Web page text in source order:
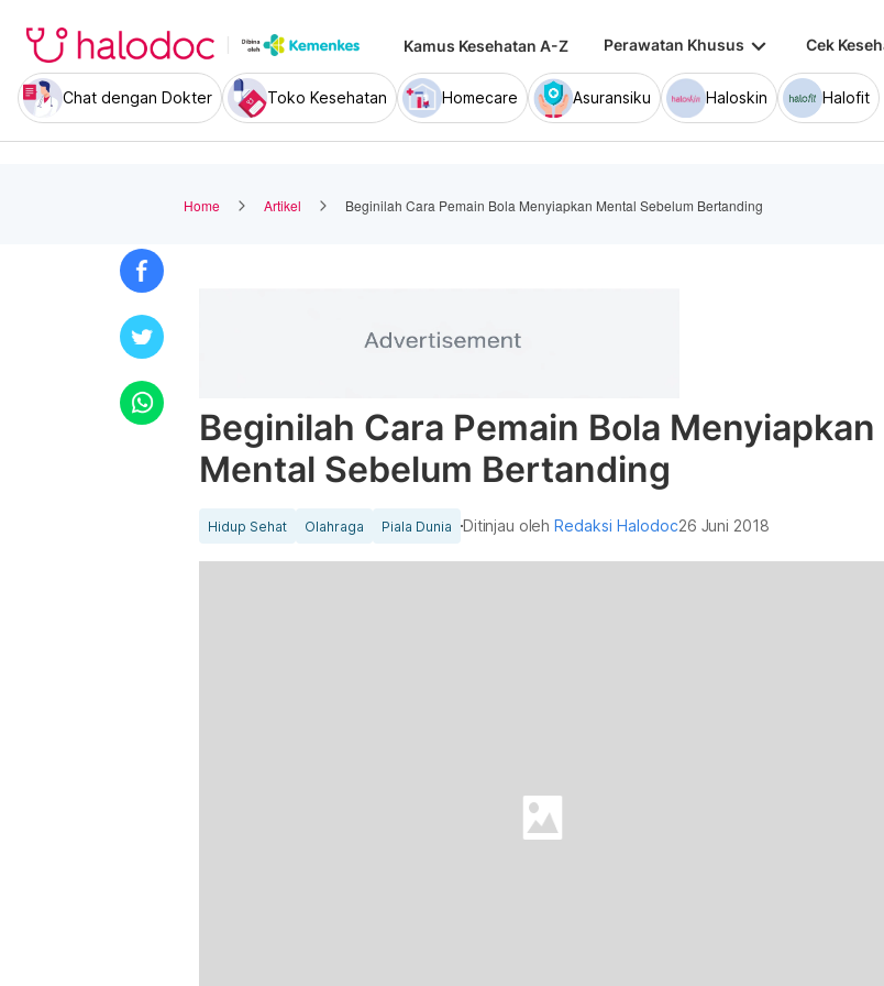
Kamus Kesehatan A-Z Perawatan Khusus keyboard_arrow_down Cek
Chat dengan Dokter Toko Kesehatan Homecare Asuransiku Haloskin Halofit
Home Artikel Beginilah Cara Pemain Bola Menyiapkan Mental Sebelum Bertanding
Beginilah Cara Pemain Bola Menyiapkan
Mental Sebelum Bertanding
Hidup Sehat Olahraga Piala Dunia Ditinjau olehRedaksi Halodoc26 Juni 2018